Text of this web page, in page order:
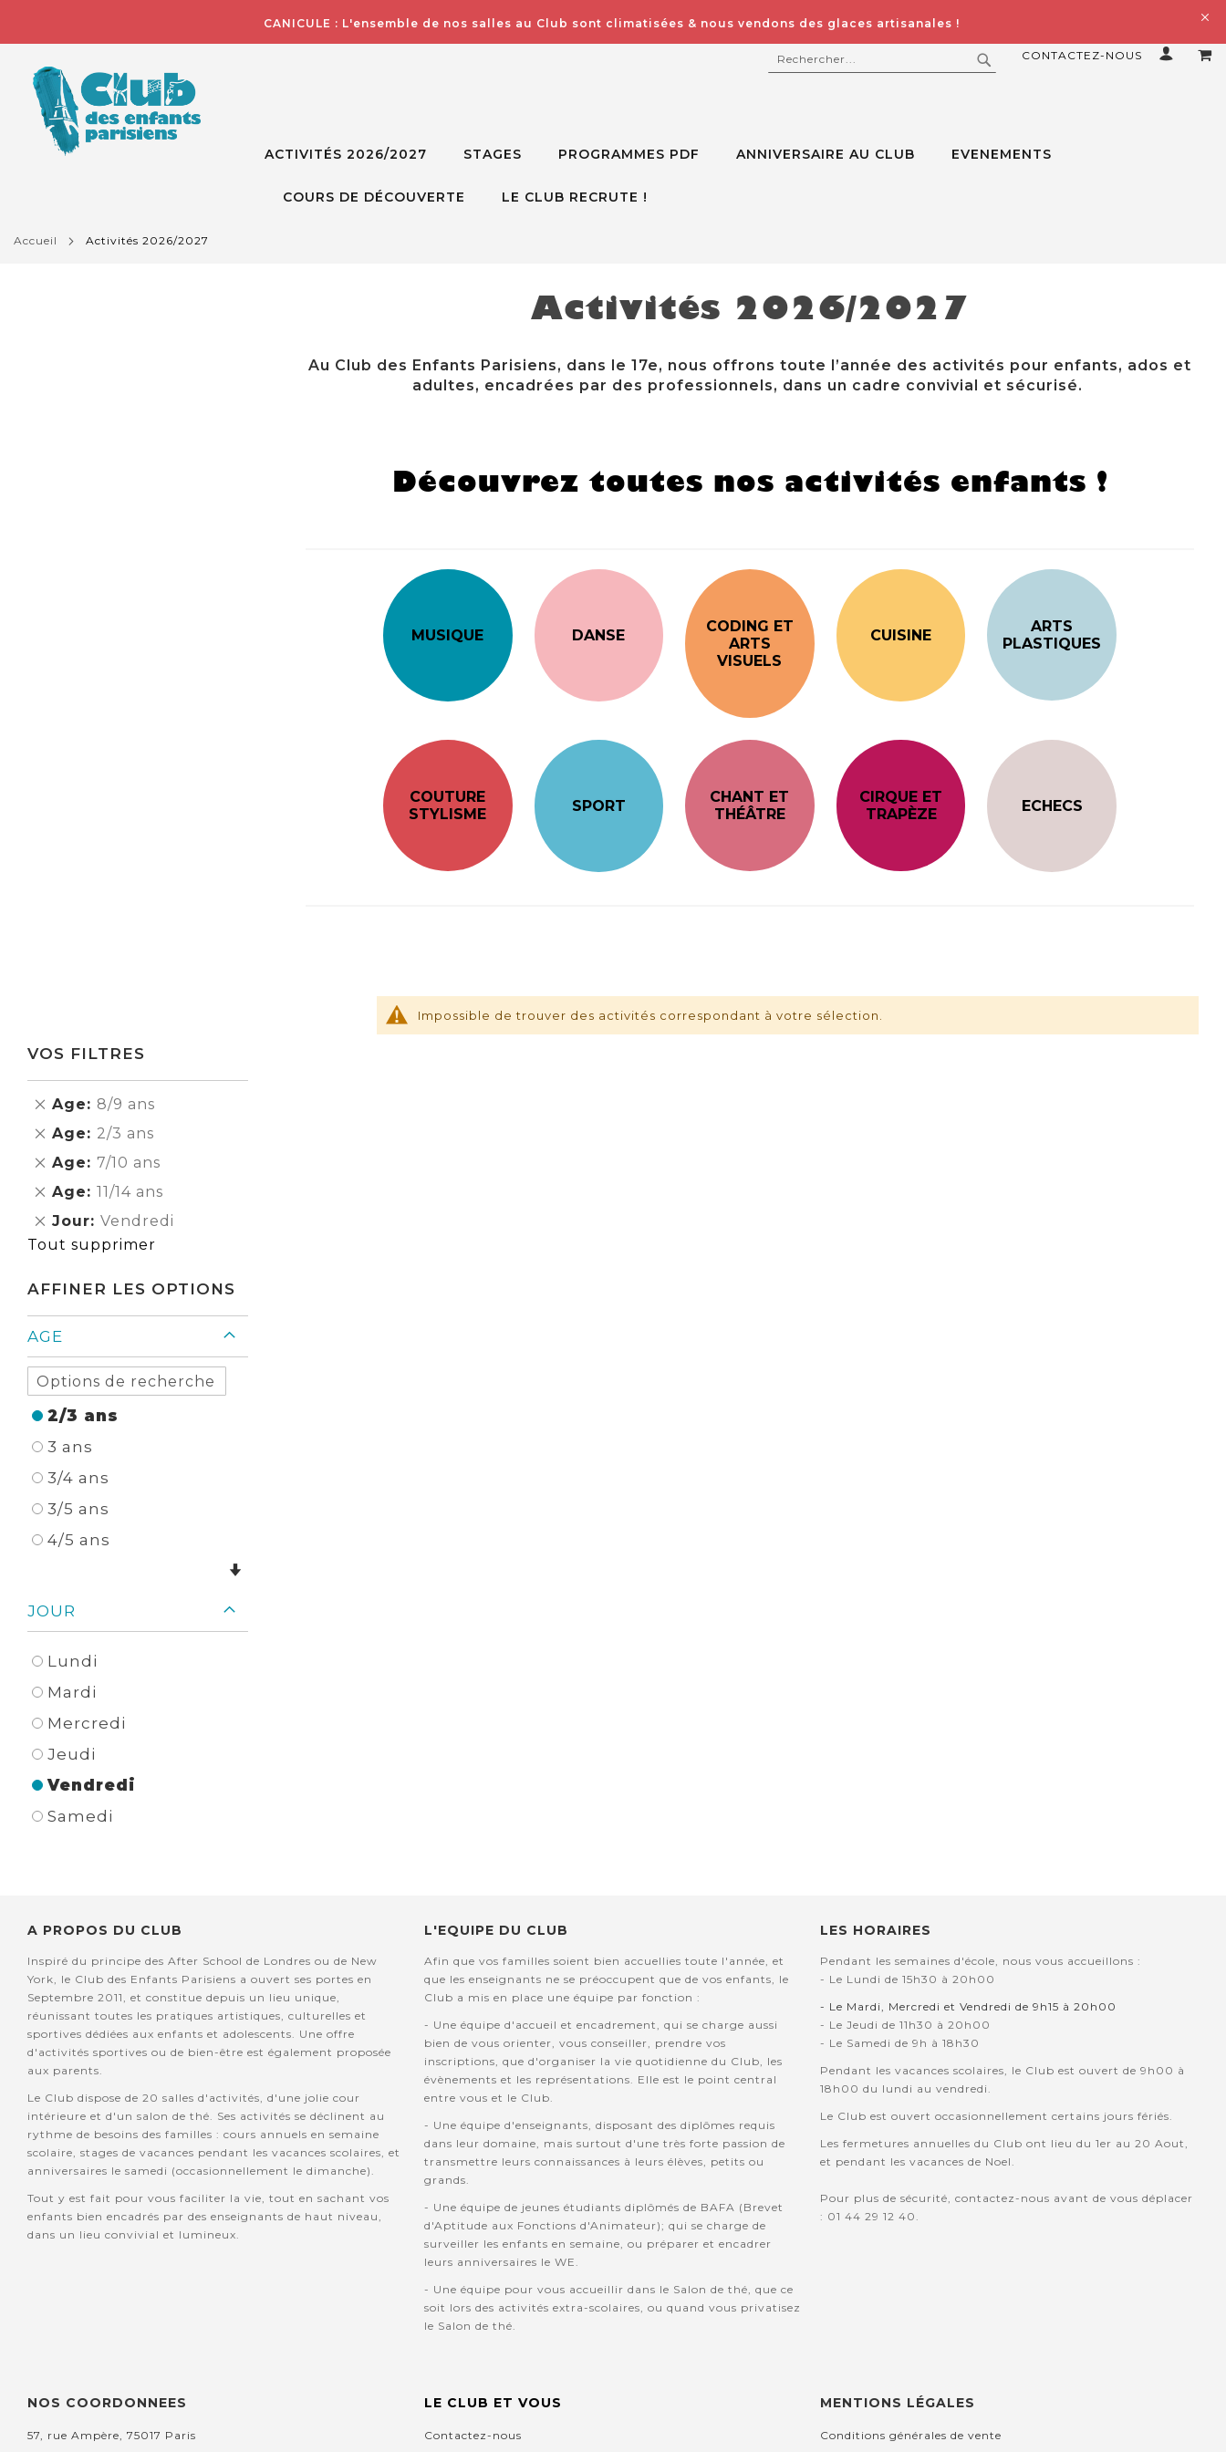
CANICULE : L'ensemble de nos salles au Club sont climatisées & nous vendons des glaces artisanales !
CONTACTEZ-NOUS
RECHERCHER
ACTIVITÉS 2026/2027 STAGES PROGRAMMES PDF ANNIVERSAIRE AU CLUB EVENEMENTS
COURS DE DÉCOUVERTE LE CLUB RECRUTE !
accueil activités 2026/2027
Activités 2026/2027
Au Club des Enfants Parisiens, dans le 17e, nous offrons toute l’année des activités pour enfants, ados et
adultes, encadrées par des professionnels, dans un cadre convivial et sécurisé.
Découvrez toutes nos activités enfants !
MUSIQUE DANSE
CODING ET
ARTS
VISUELS
CUISINE
ARTS
PLASTIQUES
COUTURE
STYLISME
SPORT
CHANT ET
THÉÂTRE
CIRQUE ET
TRAPÈZE
ECHECS
Impossible de trouver des activités correspondant à votre sélection.
VOS FILTRES
Age 8/9 ans
Supprimer
Élément
Age 2/3 ans
Supprimer
Élément
Age 7/10 ans
Supprimer
Élément
Age 11/14 ans
Supprimer
Élément
Jour Vendredi
Supprimer
cet
Tout supprimer
AFFINER LES OPTIONS
AGE
2/3 ans
3 ans
3/4 ans
3/5 ans
4/5 ans
JOUR
Lundi
Mardi
Mercredi
Jeudi
Vendredi
Samedi
A PROPOS DU CLUB
Inspiré du principe des After School de Londres ou de New
York, le Club des Enfants Parisiens a ouvert ses portes en
Septembre 2011, et constitue depuis un lieu unique,
réunissant toutes les pratiques artistiques, culturelles et
sportives dédiées aux enfants et adolescents. Une offre
d'activités sportives ou de bien-être est également proposée
aux parents.
Le Club dispose de 20 salles d'activités, d'une jolie cour
intérieure et d'un salon de thé. Ses activités se déclinent au
rythme de besoins des familles : cours annuels en semaine
scolaire, stages de vacances pendant les vacances scolaires, et
anniversaires le samedi (occasionnellement le dimanche).
Tout y est fait pour vous faciliter la vie, tout en sachant vos
enfants bien encadrés par des enseignants de haut niveau,
dans un lieu convivial et lumineux.
L'EQUIPE DU CLUB
Afin que vos familles soient bien accuellies toute l'année, et
que les enseignants ne se préoccupent que de vos enfants, le
Club a mis en place une équipe par fonction :
- Une équipe d'accueil et encadrement, qui se charge aussi
bien de vous orienter, vous conseiller, prendre vos
inscriptions, que d'organiser la vie quotidienne du Club, les
évènements et les représentations. Elle est le point central
entre vous et le Club.
- Une équipe d'enseignants, disposant des diplômes requis
dans leur domaine, mais surtout d'une très forte passion de
transmettre leurs connaissances à leurs élèves, petits ou
grands.
- Une équipe de jeunes étudiants diplômés de BAFA (Brevet
d'Aptitude aux Fonctions d'Animateur); qui se charge de
surveiller les enfants en semaine, ou préparer et encadrer
leurs anniversaires le WE.
- Une équipe pour vous accueillir dans le Salon de thé, que ce
soit lors des activités extra-scolaires, ou quand vous privatisez
le Salon de thé.
LES HORAIRES
Pendant les semaines d'école, nous vous accueillons :
- Le Lundi de 15h30 à 20h00
- Le Mardi, Mercredi et Vendredi de 9h15 à 20h00
- Le Jeudi de 11h30 à 20h00
- Le Samedi de 9h à 18h30
Pendant les vacances scolaires, le Club est ouvert de 9h00 à
18h00 du lundi au vendredi.
Le Club est ouvert occasionnellement certains jours fériés.
Les fermetures annuelles du Club ont lieu du 1er au 20 Aout,
et pendant les vacances de Noel.
Pour plus de sécurité, contactez-nous avant de vous déplacer
: 01 44 29 12 40.
NOS COORDONNEES
57, rue Ampère, 75017 Paris
LE CLUB ET VOUS
Contactez-nous
MENTIONS LÉGALES
Conditions générales de vente